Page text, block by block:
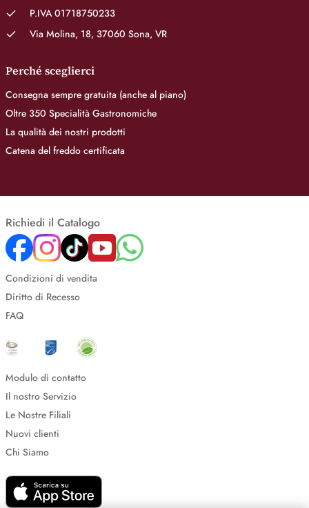
P.IVA 01718750233
Via Molina, 18, 37060 Sona, VR
Perché sceglierci
Consegna sempre gratuita (anche al piano)
Oltre 350 Specialità Gastronomiche
La qualità dei nostri prodotti
Catena del freddo certificata
Richiedi il Catalogo
Condizioni di vendita
Diritto di Recesso
FAQ
Modulo di contatto
Il nostro Servizio
Le Nostre Filiali
Nuovi clienti
Chi Siamo